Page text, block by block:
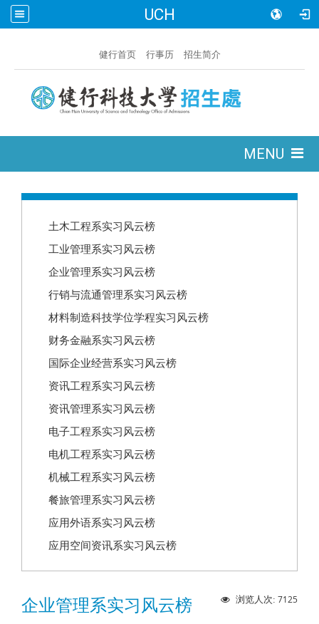
UCH
健行首页 行事历 招生简介
MENU
土木工程系实习风云榜
工业管理系实习风云榜
企业管理系实习风云榜
行销与流通管理系实习风云榜
材料制造科技学位学程实习风云榜
财务金融系实习风云榜
国际企业经营系实习风云榜
资讯工程系实习风云榜
资讯管理系实习风云榜
电子工程系实习风云榜
电机工程系实习风云榜
机械工程系实习风云榜
餐旅管理系实习风云榜
应用外语系实习风云榜
应用空间资讯系实习风云榜
浏览人次: 7125
企业管理系实习风云榜